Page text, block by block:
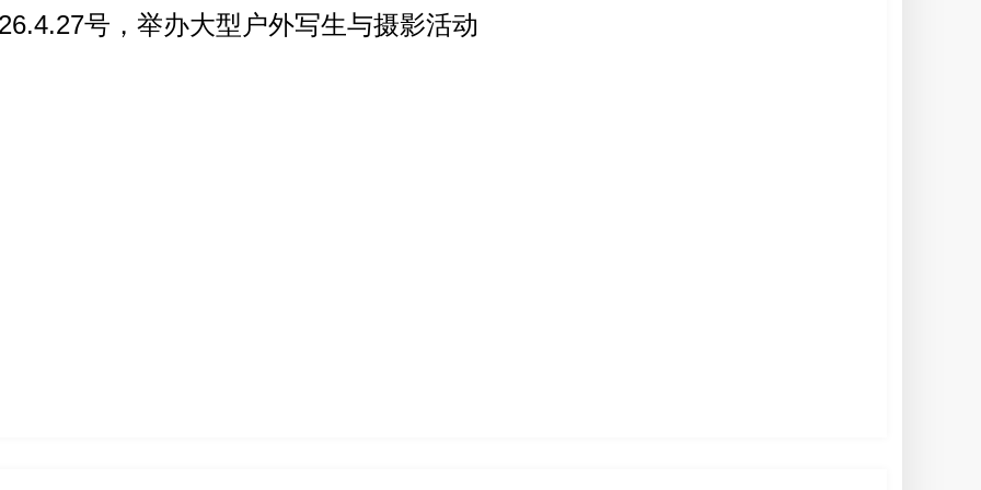
号，举办大型户外写生与摄影活动